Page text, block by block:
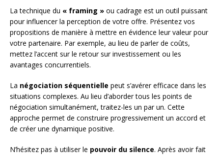
La technique du « framing » ou cadrage est un outil puissant
pour influencer la perception de votre offre. Présentez vos
propositions de manière à mettre en évidence leur valeur pour
votre partenaire. Par exemple, au lieu de parler de coûts,
mettez l’accent sur le retour sur investissement ou les
avantages concurrentiels.
La négociation séquentielle peut s’avérer efficace dans les
situations complexes. Au lieu d’aborder tous les points de
négociation simultanément, traitez-les un par un. Cette
approche permet de construire progressivement un accord et
de créer une dynamique positive.
N’hésitez pas à utiliser le pouvoir du silence. Après avoir fait